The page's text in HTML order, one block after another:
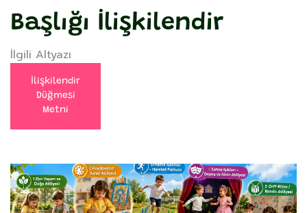
Başlığı İlişkilendir
İlgili Altyazı
İlişkilendir
Düğmesi
Metni